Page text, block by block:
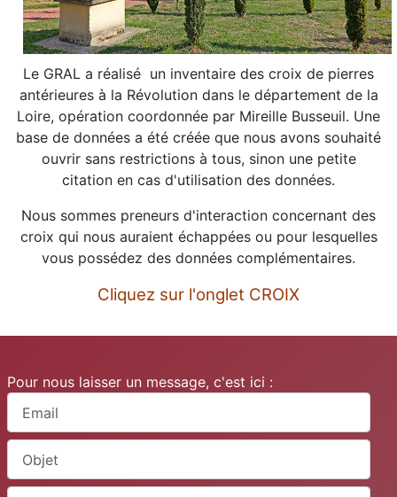
Le GRAL a réalisé un inventaire des croix de pierres
antérieures à la Révolution dans le département de la
Loire, opération coordonnée par Mireille Busseuil. Une
base de données a été créée que nous avons souhaité
ouvrir sans restrictions à tous, sinon une petite
citation en cas d'utilisation des données.
Nous sommes preneurs d'interaction concernant des
croix qui nous auraient échappées ou pour lesquelles
vous possédez des données complémentaires.
Cliquez sur l'onglet CROIX
Pour nous laisser un message, c'est ici :